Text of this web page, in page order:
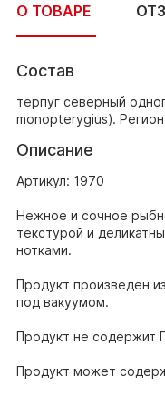
О ТОВАРЕ
Состав
терпуг северный
monopterygius).
Описание
Артикул: 1970
Нежное и сочное
текстурой и
нотками.
Продукт произведен
под вакуумом.
Продукт не содержит
Продукт может